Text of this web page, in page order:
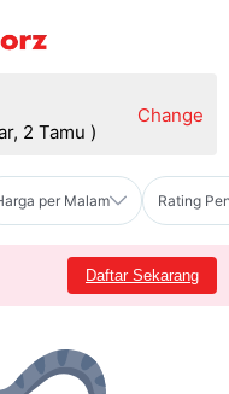
2 Tamu )
Change
per Malam Rating
Daftar Sekarang